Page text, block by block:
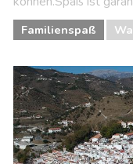
Familienspaß